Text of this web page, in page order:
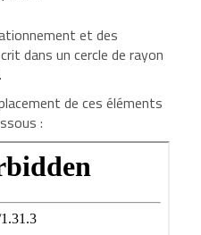
et des
dans un cercle de rayon
.
de ces éléments
: